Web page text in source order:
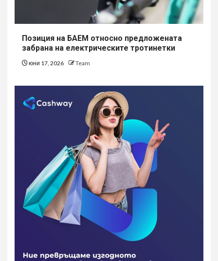
Позиция на БАЕМ относно предложената
забрана на електрическите тротинетки
юни 17, 2026 Team